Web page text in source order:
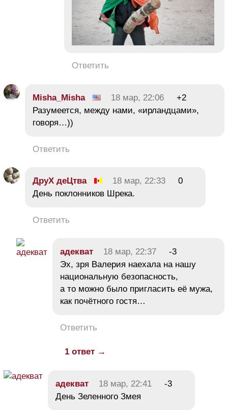
Ответить
Misha_Misha 18 мар, 22:06
+2
Разумеется, между нами, «ирландцами»,
говоря…))
Ответить
ДруХ деЦтва 18 мар, 22:33
0
День поклонников Шрека.
Ответить
адекват 18 мар, 22:37
-3
Эх, зря Валерия наехала на нашу
национальную безопасность,
а то можно было пригласить её мужа,
как почётного гостя…
Ответить
1 ответ →
адекват 18 мар, 22:41
-3
День Зеленного Змея